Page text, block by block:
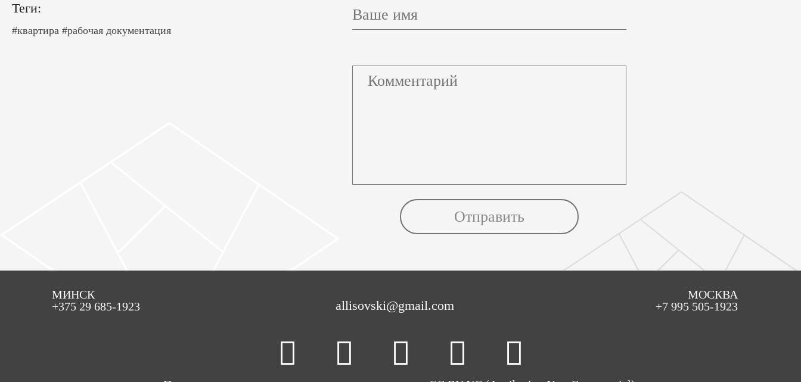
Теги:
#квартира #рабочая документация
Ваше имя
МИНСК
+375 29 685-1923
allisovski@gmail.com
МОСКВА
+7 995 505-1923